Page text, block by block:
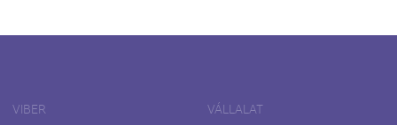
VIBER VÁLLALAT